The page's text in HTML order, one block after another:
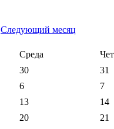
Следующий месяц
Среда
30
31
6
7
13
14
20
21